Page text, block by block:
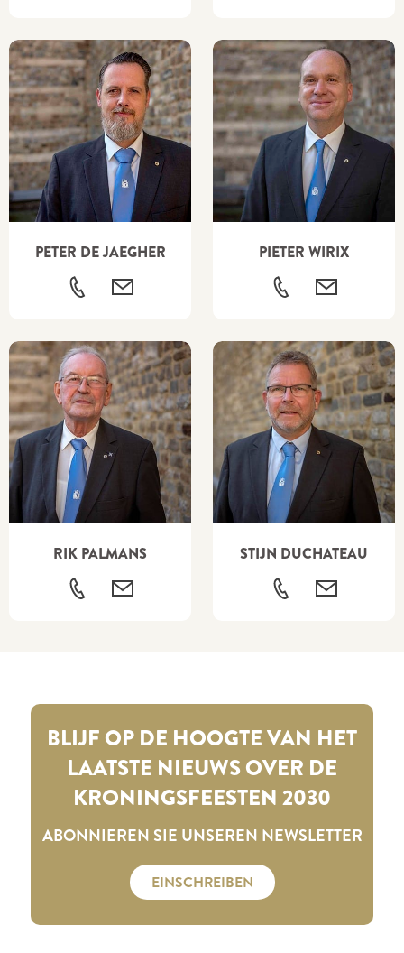
PETER DE JAEGHER PIETER WIRIX
RIK PALMANS STIJN DUCHATEAU
BLIJF OP DE HOOGTE VAN HET
LAATSTE NIEUWS OVER DE
KRONINGSFEESTEN 2030
ABONNIEREN SIE UNSEREN NEWSLETTER
EINSCHREIBEN